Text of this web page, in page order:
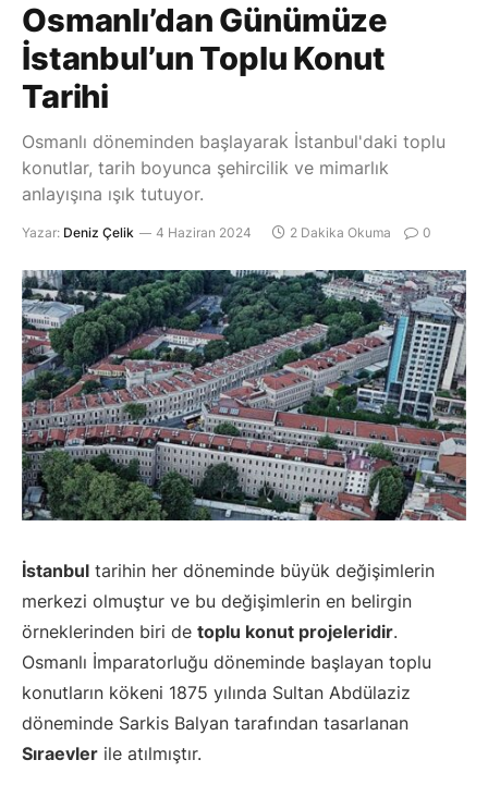
Osmanlı’dan Günümüze
İstanbul’un Toplu Konut
Tarihi
Osmanlı döneminden başlayarak İstanbul'daki toplu
konutlar, tarih boyunca şehircilik ve mimarlık
anlayışına ışık tutuyor.
Yazar: Deniz Çelik 4 Haziran 2024 2 Dakika Okuma 0
İstanbul tarihin her döneminde büyük değişimlerin
merkezi olmuştur ve bu değişimlerin en belirgin
örneklerinden biri de toplu konut projeleridir.
Osmanlı İmparatorluğu döneminde başlayan toplu
konutların kökeni 1875 yılında Sultan Abdülaziz
döneminde Sarkis Balyan tarafından tasarlanan
Sıraevler ile atılmıştır.